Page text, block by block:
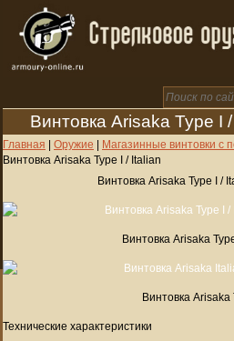
Винтовка Arisaka Type I
Главная | Оружие | Магазинные винтовки с
Винтовка Arisaka Type I / Italian
Винтовка Arisaka Type I /
Винтовка Arisaka
Винтовка Arisaka
Технические характеристики